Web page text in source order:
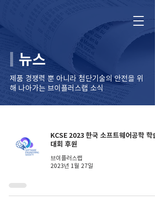
뉴스
제품 경쟁력 뿐 아니라 ​첨단기술의 안전을 위
해 나아가는 브이플러스랩 소식
KCSE 2023 한국 소프트웨어공학 학술
대회 후원
브이플러스랩
2023년 1월 27일